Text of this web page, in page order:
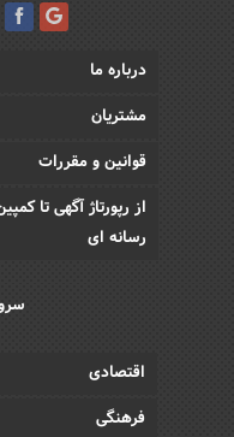
درباره ما
مشتریان
قوانین و مقررات
از رپورتاژ آگهی تا
رسانه ای
اقتصادی
فرهنگی